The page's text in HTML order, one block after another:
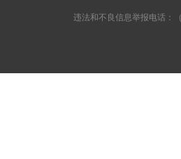
违法和不良信息举报电话：